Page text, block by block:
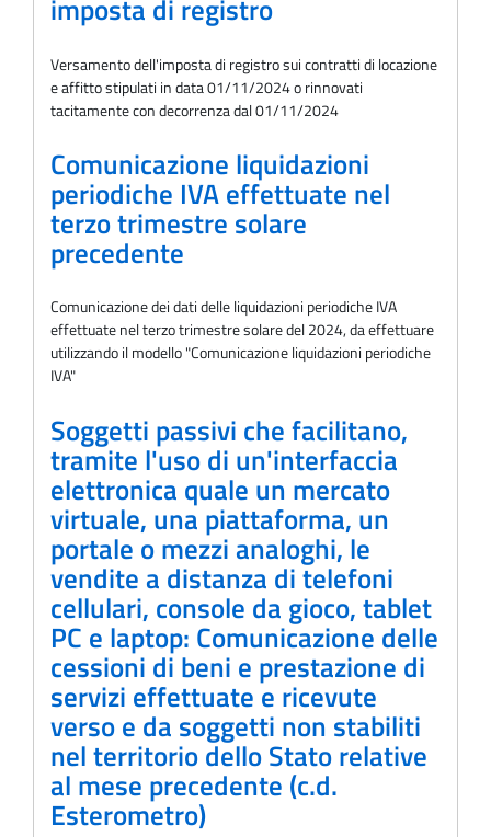
imposta di registro
Versamento dell'imposta di registro sui contratti di locazione
e affitto stipulati in data 01/11/2024 o rinnovati
tacitamente con decorrenza dal 01/11/2024
Comunicazione liquidazioni
periodiche IVA effettuate nel
terzo trimestre solare
precedente
Comunicazione dei dati delle liquidazioni periodiche IVA
effettuate nel terzo trimestre solare del 2024, da effettuare
utilizzando il modello "Comunicazione liquidazioni periodiche
IVA"
Soggetti passivi che facilitano,
tramite l'uso di un'interfaccia
elettronica quale un mercato
virtuale, una piattaforma, un
portale o mezzi analoghi, le
vendite a distanza di telefoni
cellulari, console da gioco, tablet
PC e laptop: Comunicazione delle
cessioni di beni e prestazione di
servizi effettuate e ricevute
verso e da soggetti non stabiliti
nel territorio dello Stato relative
al mese precedente (c.d.
Esterometro)